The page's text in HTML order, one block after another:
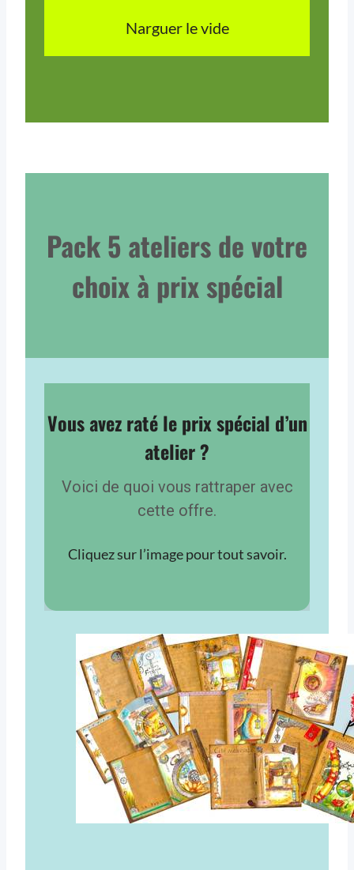
Narguer le vide
Pack 5 ateliers de votre
choix à prix spécial
Vous avez raté le prix spécial d’un
atelier ?
Voici de quoi vous rattraper avec
cette offre.
Cliquez sur l’image pour tout savoir.